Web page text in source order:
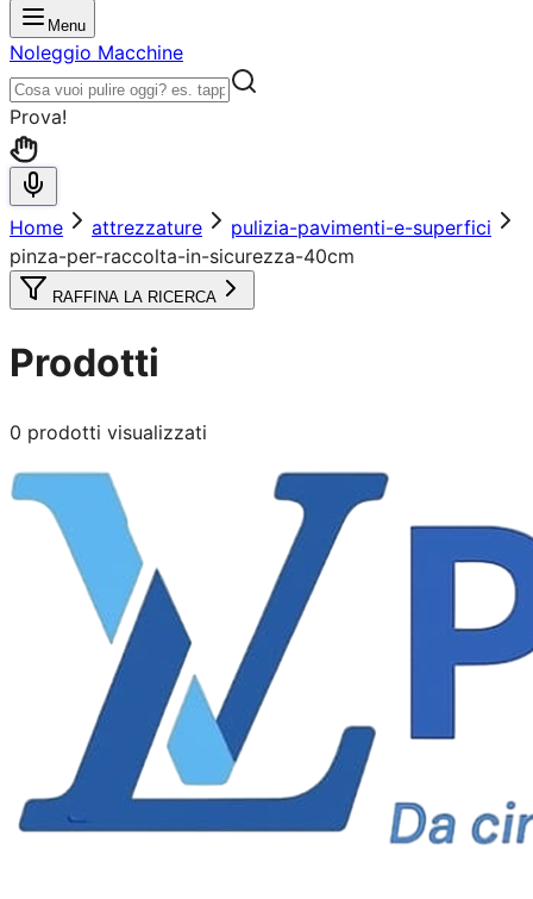
Menu
Noleggio Macchine
Prova!
Home attrezzature
pulizia-pavimenti-e-superfici
pinza-per-raccolta-in-sicurezza-40cm
RAFFINA LA RICERCA
Prodotti
0 prodotti visualizzati